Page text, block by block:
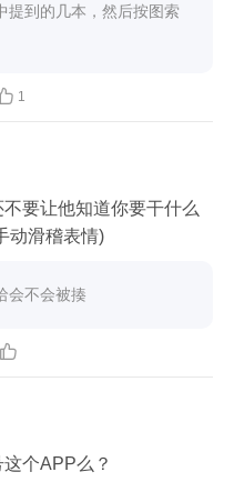
提到的几本，然后按图索
1
要让他知道你要干什么
动滑稽表情)
会不会被揍

个APP么？